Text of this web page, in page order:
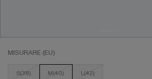
MISURARE (EU)
S(38) M(40) L(42)